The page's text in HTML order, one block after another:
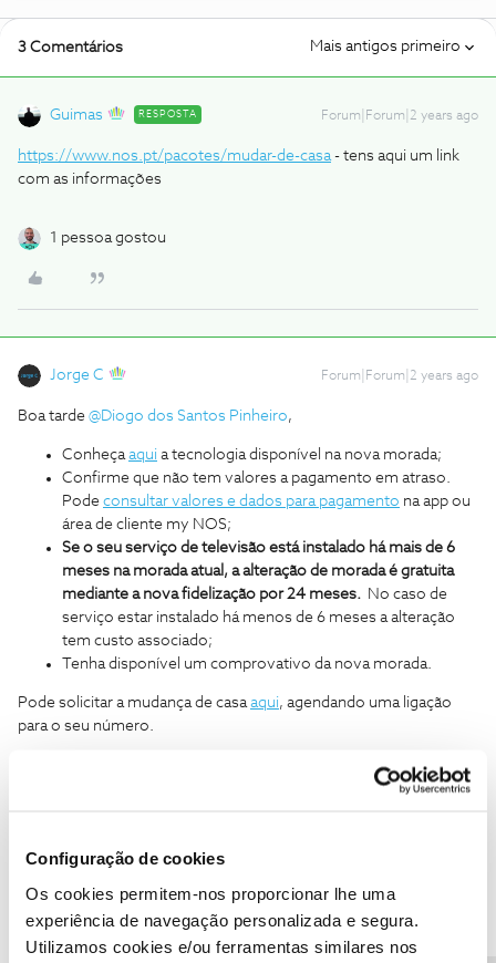
Configuração de cookies
Os cookies permitem-nos proporcionar lhe uma
experiência de navegação personalizada e segura.
Utilizamos cookies e/ou ferramentas similares nos
3 Comentários Mais antigos primeiro
Guimas RESPOSTA Forum|Forum|2 years ago
https://www.nos.pt/pacotes/mudar-de-casa- tens aqui um link
com as informações
1 pessoa gostou
Jorge C Forum|Forum|2 years ago
Boa tarde @Diogo dos Santos Pinheiro,
Conheçaaqui a tecnologia disponível na nova morada;
Confirme que não tem valores a pagamento em atraso.
Pode consultar valores e dados para pagamento na app ou
área de cliente my NOS;
Se o seu serviço de televisão está instalado há mais de 6
meses na morada atual, a alteração de morada é gratuita
mediante a nova fidelização por 24 meses. No caso de
serviço estar instalado há menos de 6 meses a alteração
tem custo associado;
Tenha disponível um comprovativo da nova morada.
Pode solicitar a mudança de casaaqui, agendando uma ligação
para o seu número.
Ajude a comunidade do Fórum NOS com “Likes” e “Melhor
dicas, ajuda e novidades do Fórum NOS.
1 pessoa gostou